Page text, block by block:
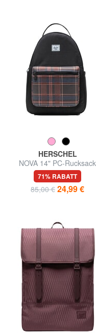
HERSCHEL
NOVA 14" PC-Rucksack
71% RABATT
85,00 € 24,99 €